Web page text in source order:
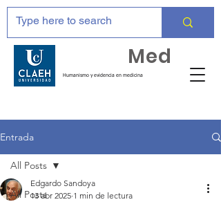
Humanismo y evidencia en medicina
Med
Entrada
All Posts
All Posts
Edgardo Sandoya
13 abr 2025 1 min de lectura